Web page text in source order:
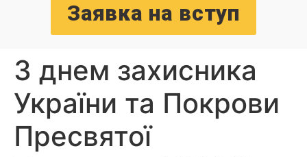
Заявка на вступ
З днем захисника
України та Покрови
Пресвятої